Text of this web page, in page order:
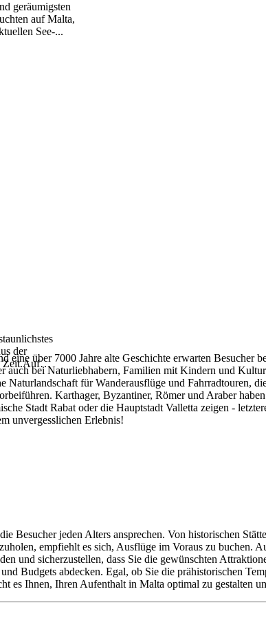
geräumigsten
auf Malta,
See-...
der
Zeit.Auf…
eine über 7000 Jahre alte Geschichte erwarten
auch bei Naturliebhabern, Familien mit Kindern und
Naturlandschaft für Wanderausflüge und Fahrradtouren,
Karthager, Byzantiner, Römer und Araber
Stadt Rabat oder die Hauptstadt Valletta zeigen -
unvergesslichen Erlebnis!
Besucher jeden Alters ansprechen. Von historischen
empfiehlt es sich, Ausflüge im Voraus zu buchen.
und sicherzustellen, dass Sie die gewünschten
Budgets abdecken. Egal, ob Sie die prähistorischen
es Ihnen, Ihren Aufenthalt in Malta optimal zu gestalten